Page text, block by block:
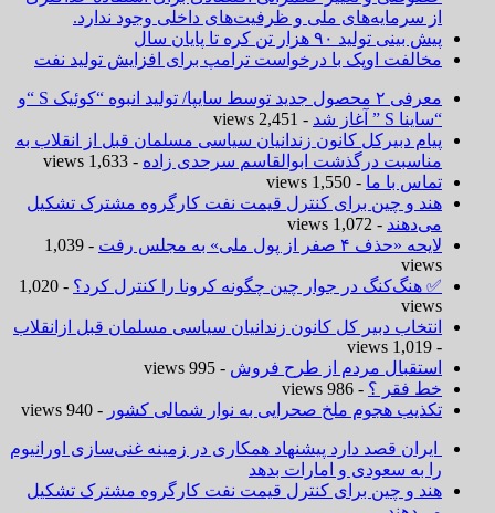
از سرمایه‌های ملی و ظرفیت‌های داخلی وجود ندارد.
پیش بینی تولید ۹۰ هزار تن کره تا پایان سال
مخالفت اوپک با درخواست ترامپ برای افزایش تولید نفت
معرفی ۲ محصول جدید توسط سایپا/ تولید انبوه “کوئیک S “و
“ساینا S ” آغاز شد
- 2,451 views
پیام دبیرکل کانون زندانیان سیاسی مسلمان قبل از انقلاب به
مناسبت درگذشت ابوالقاسم سرحدی زاده - 1,633 views
تماس با ما - 1,550 views
هند و چین برای کنترل قیمت نفت کارگروه مشترک تشکیل
می‌دهند - 1,072 views
لایحه «حذف ۴ صفر از پول ملی» به مجلس رفت
- 1,039
views
✅ هنگ‌کنگ در جوار چین چگونه کرونا را کنترل کرد؟
- 1,020
views
انتخاب دبیر کل کانون زندانیان سیاسی مسلمان قبل ازانقلاب
- 1,019 views
استقبال مردم از طرح فروش - 995 views
خط فقر ؟ - 986 views
تکذیب هجوم ملخ صحرایی به نوار شمالی کشور - 940 views
ایران قصد دارد پیشنهاد همکاری در زمینه غنی‌سازی اورانیوم
را به سعودی و امارات بدهد
هند و چین برای کنترل قیمت نفت کارگروه مشترک تشکیل